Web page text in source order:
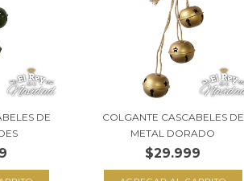
DE
COLGANTE CASCABELES DE
METAL DORADO
$29.999